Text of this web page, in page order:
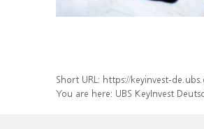
Short URL: https://keyinvest-
You are here: UBS KeyInvest